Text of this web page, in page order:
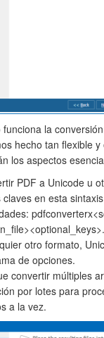
la
hecho tan flexible
los aspectos
PDF a Unicode u
en esta
otro formato,
de opciones.
convertir múltiples
por lotes para
a la vez.